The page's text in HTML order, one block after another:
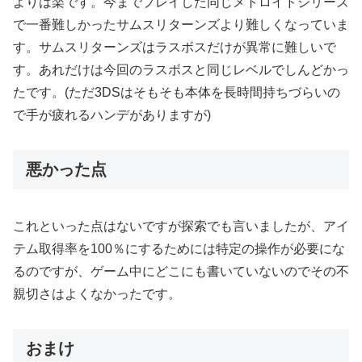
で一番難しかったサムスリターンズより難しくなっていま
す。サムスリターンズはラスボスだけが異常に難しいで
す。あれだけは今回のラスボスと同じレベルでしんどかっ
たです。(ただ3DSはそもそも本体を長時間持ちづらいの
で手が疲れるハンデがありますが)
悪かった点
これといった点はないですが探索でも言いましたが、アイ
テム取得率を100％にするためには特定の操作が必要にな
るのですが、ゲーム中にどこにも書いていないのでその不
親切さはよくなかったです。
おまけ